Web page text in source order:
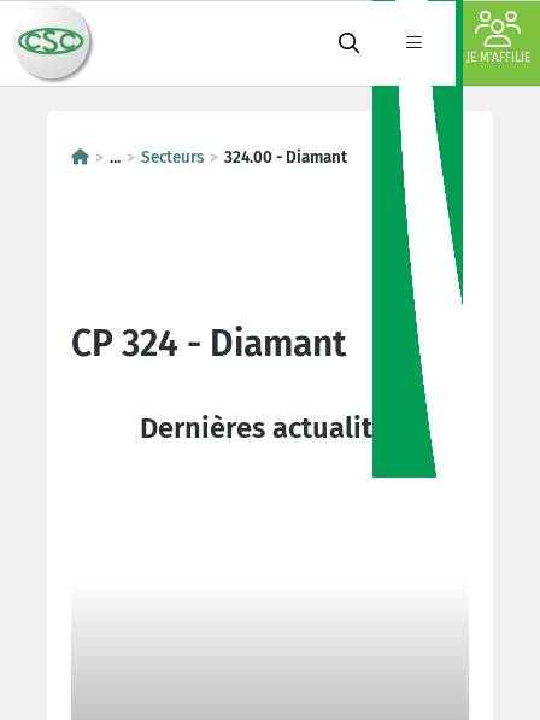
JE M'AFFILIE
... Secteurs 324.00 - Diamant
CP 324 - Diamant
Dernières actualités